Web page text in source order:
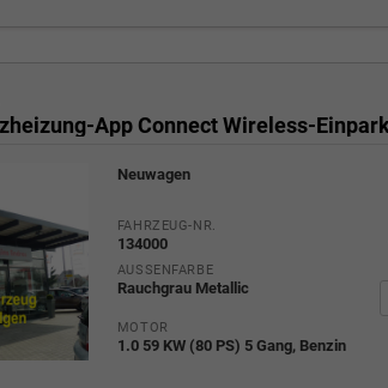
Neuwagen
FAHRZEUG-NR.
134000
AUSSENFARBE
Rauchgrau Metallic
MOTOR
1.0 59 KW (80 PS) 5 Gang, Benzin